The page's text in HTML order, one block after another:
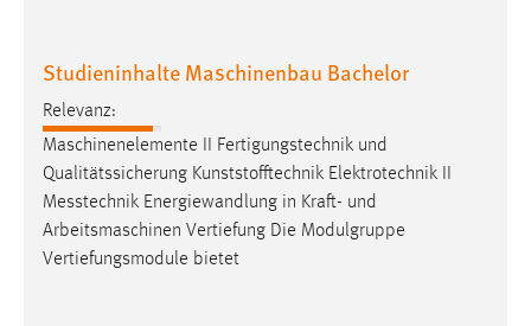
Studieninhalte Maschinenbau Bachelor
Relevanz:
Maschinenelemente II Fertigungstechnik und
Qualitätssicherung Kunststofftechnik Elektrotechnik II
Messtechnik Energiewandlung in Kraft- und
Arbeitsmaschinen Vertiefung Die Modulgruppe
Vertiefungsmodule bietet
Diese Informationen helfen uns zu verstehen, wie
Matomo
Name:
_pk_ref, _pk_cvar, _pk_id, _pk_ses
Zweck: